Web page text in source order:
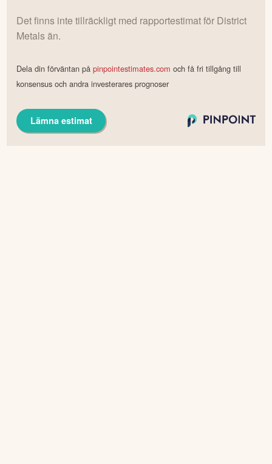
Det finns inte tillräckligt med rapportestimat för District
Metalsän.
Dela din förväntan påpinpointestimates.com och få fri tillgång till
konsensus och andra investerares prognoser
Lämna estimat